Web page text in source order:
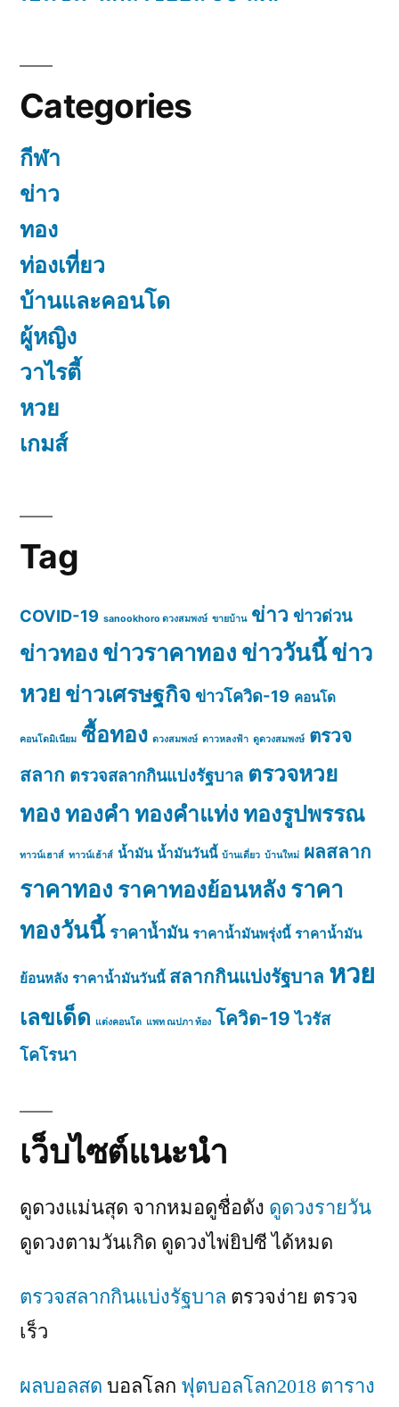
Categories
กีฬา
ข่าว
ทอง
ท่องเที่ยว
บ้านและคอนโด
ผู้หญิง
วาไรตี้
หวย
เกมส์
Tag
COVID-19 sanookhoro ดวงสมพงษ์ ขายบ้าน ข่าว ข่าวด่วน
ข่าวทอง ข่าวราคาทอง ข่าววันนี้ข่าว
หวย ข่าวเศรษฐกิจ ข่าวโควิด-19 คอนโด
คอนโดมิเนียม ซื้อทอง ดวงสมพงษ์ ดาวหลงฟ้า ดูดวงสมพงษ์ ตรวจ
สลาก ตรวจสลากกินแบ่งรัฐบาล ตรวจหวย
ทอง ทองคำ ทองคำแท่งทองรูปพรรณ
ทาวน์เฮาส์ ทาวน์เฮ้าส์ น้ำมัน น้ำมันวันนี้ บ้านเดี่ยว บ้านใหม่ ผลสลาก
ราคาทอง ราคาทองย้อนหลัง ราคา
ทองวันนี้ ราคาน้ำมัน ราคาน้ำมันพรุ่งนี้ ราคาน้ำมัน
ย้อนหลัง ราคาน้ำมันวันนี้ สลากกินแบ่งรัฐบาล หวย
เลขเด็ด แต่งคอนโด แพท ณปภา ท้อง โควิด-19 ไวรัส
โคโรนา
เว็บไซต์แนะนำ
ดูดวงแม่นสุด จากหมอดูชื่อดัง ดูดวงรายวัน
ดูดวงตามวันเกิด ดูดวงไพ่ยิปซี ได้หมด
ตรวจสลากกินแบ่งรัฐบาล ตรวจง่าย ตรวจ
เร็ว
ผลบอลสด บอลโลก ฟุตบอลโลก2018 ตาราง